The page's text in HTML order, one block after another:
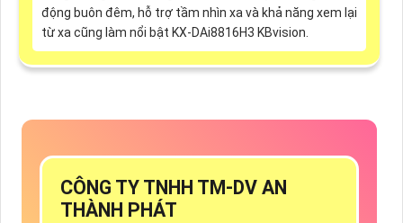
động buôn đêm, hỗ trợ tầm nhìn xa và khả năng xem lại
từ xa cũng làm nổi bật KX-DAi8816H3 KBvision.
CÔNG TY TNHH TM-DV AN
THÀNH PHÁT